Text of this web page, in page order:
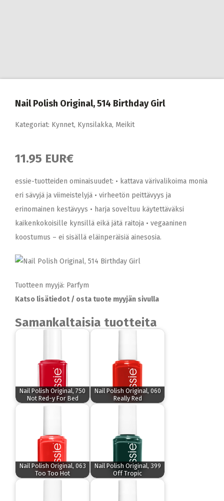
Nail Polish Original, 514 Birthday Girl
Kategoriat: Kynnet, Kynsilakka, Meikit
11.95 EUR€
essie-tuotteiden ominaisuudet: • kattava värivalikoima monia
eri sävyjä ja viimeistelyjä • virheetön peittävyys ja
erinomainen kestävyys • harja soveltuu käytettäväksi
kaikenkokoisille kynsillä eikä jätä raitoja • vegaaninen
koostumus – ei sisällä eläinperäisiä ainesosia.
Tuotteen myyjä: Parfym
Katso lisätiedot / osta tuote myyjän sivulla
Samankaltaisia tuotteita
Nail Polish Original, 750
Not Red-y For Bed
Nail Polish Original, 060
Really Red
Nail Polish Original, 063
Too Too Hot
Nail Polish Original, 399
Off Tropic